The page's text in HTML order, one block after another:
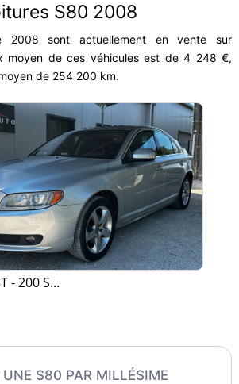
S80 2008
2008 sont actuellement en vente sur
moyen de ces véhicules est de 4 248 €,
de 254 200 km.
- 200 S...
UNE S80 PAR MILLÉSIME